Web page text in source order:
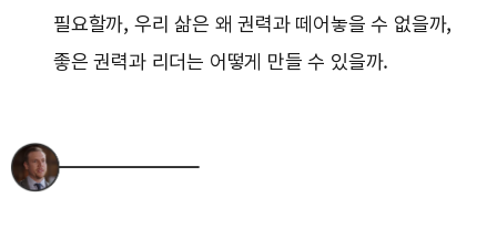
필요할까, 우리 삶은 왜 권력과 떼어놓을 수 없을까,
좋은 권력과 리더는 어떻게 만들 수 있을까.